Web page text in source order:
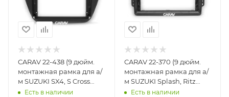
CARAV 22-438 (9 дюйм.
монтажная рамка для а/
м SUZUKI SX4, S Cross
2013+
Есть в наличии
CARAV 22-370 (9 дюйм.
монтажная рамка для а/
м SUZUKI Splash, Ritz
2008-2012 / OPEL Agila
Есть в наличии